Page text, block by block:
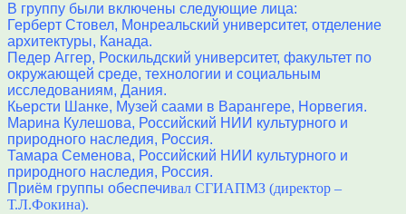
В группу были включены следующие лица:
Герберт Стовел, Монреальский университет, отделение
архитектуры, Канада.
Педер Аггер, Роскильдский университет, факультет по
окружающей среде, технологии и социальным
исследованиям, Дания.
Кьерсти Шанке, Музей саами в Варангере, Норвегия.
Марина Кулешова, Российский НИИ культурного и
природного наследия, Россия.
Тамара Семенова, Российский НИИ культурного и
природного наследия, Россия.
Приём группы обеспечивал СГИАПМЗ (директор –
Т.Л.Фокина).